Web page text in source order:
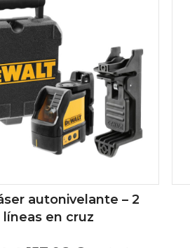
autonivelante – 2
líneas en cruz